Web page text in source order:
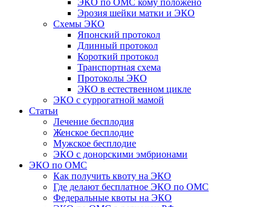
ЭКО по ОМС кому положено
Эрозия шейки матки и ЭКО
Схемы ЭКО
Японский протокол
Длинный протокол
Короткий протокол
Транспортная схема
Протоколы ЭКО
ЭКО в естественном цикле
ЭКО с суррогатной мамой
Статьи
Лечение бесплодия
Женское бесплодие
Мужское бесплодие
ЭКО с донорскими эмбрионами
ЭКО по ОМС
Как получить квоту на ЭКО
Где делают бесплатное ЭКО по ОМС
Федеральные квоты на ЭКО